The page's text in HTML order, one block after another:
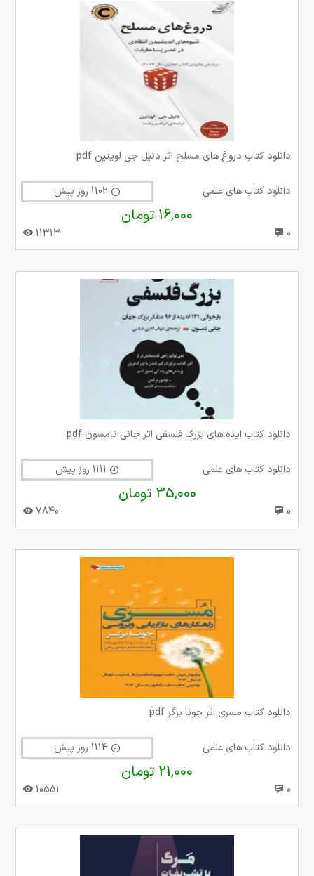
دانلود کتاب دروغ های مسلح اثر دنیل جی لویتین pdf
دانلود کتاب های علمی
16,000 تومان
0
11313
دانلود کتاب ایده های بزرگ فلسفی اثر جانی تامسون pdf
دانلود کتاب های علمی
35,000 تومان
0
7840
دانلود کتاب مسری اثر جونا برگر‮‏‫ pdf
دانلود کتاب های علمی
21,000 تومان
0
10551